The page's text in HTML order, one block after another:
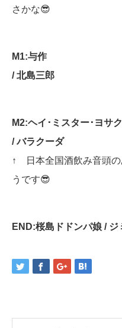
さかな😎
M1:与作
/ 北島三郎
M2:ヘイ･ミスター･ヨサク
/ バラクーダ
↑ 日本全国酒飲み音頭の
うです😎
END:桜島ドドンパ娘 / ジ